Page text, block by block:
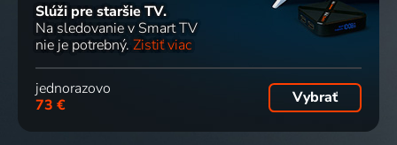
Slúži pre staršie TV.
Na sledovanie v Smart TV
nie je potrebný. Zistiť viac
jednorazovo
73 €
Vybrať